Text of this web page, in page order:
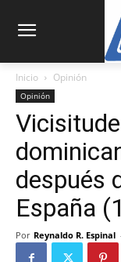
Inicio Opinión
Opinión
después
España
Por Reynaldo R. Espinal